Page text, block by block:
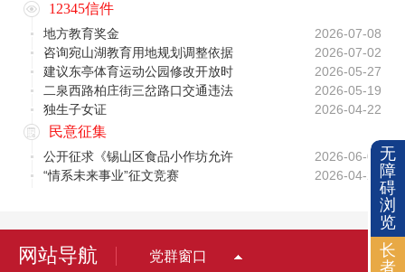
12345信件
2026-07-08
地方教育奖金
2026-07-02
咨询宛山湖教育用地规划调整依据
2026-05-27
建议东亭体育运动公园修改开放时
2026-05-19
二泉西路柏庄街三岔路口交通违法
2026-04-22
独生子女证
民意征集
2026-06-08
公开征求《锡山区食品小作坊允许
2026-04-28
“情系未来事业”征文竞赛
网站导航 党群窗口
无
障
碍
浏
览
长
者